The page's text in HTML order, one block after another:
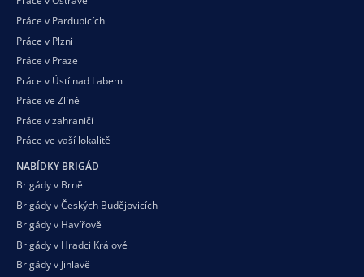
Práce v Pardubicích
Práce v Plzni
Práce v Praze
Práce v Ústí nad Labem
Práce ve Zlíně
Práce v zahraničí
Práce ve vaší lokalitě
NABÍDKY BRIGÁD
Brigády v Brně
Brigády v Českých Budějovicích
Brigády v Havířově
Brigády v Hradci Králové
Brigády v Jihlavě